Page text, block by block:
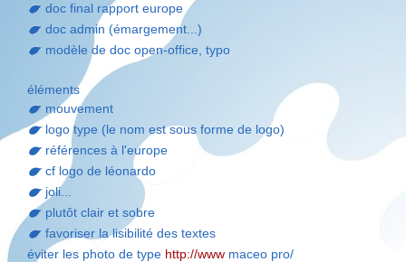
doc final rapport europe
doc admin (émargement...)
modèle de doc open-office, typo
éléments
mouvement
logo type (le nom est sous forme de logo)
références à l'europe
cf logo de léonardo
joli...
plutôt clair et sobre
favoriser la lisibilité des textes
éviter les photo de type http://www maceo pro/